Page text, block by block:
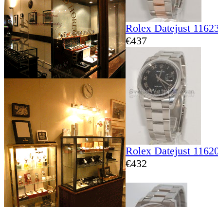
Rolex Datejust
€437
Rolex Datejust
€432